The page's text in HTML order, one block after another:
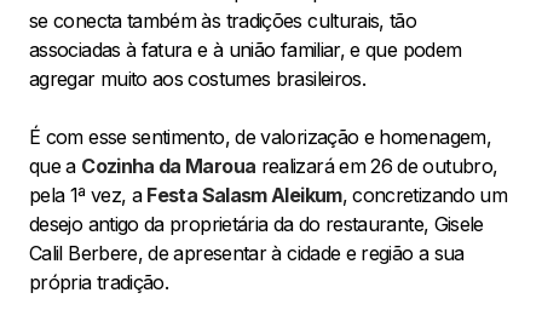
se conecta também às tradições culturais, tão
associadas à fatura e à união familiar, e que podem
agregar muito aos costumes brasileiros.
É com esse sentimento, de valorização e homenagem,
que a Cozinha da Maroua realizará em 26 de outubro,
pela 1ª vez, a Festa Salasm Aleikum, concretizando um
desejo antigo da proprietária da do restaurante, Gisele
Calil Berbere, de apresentar à cidade e região a sua
própria tradição.